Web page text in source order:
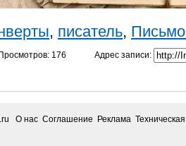
, писатель,
Просмотров: 176 Адрес записи:
О нас Соглашение Реклама